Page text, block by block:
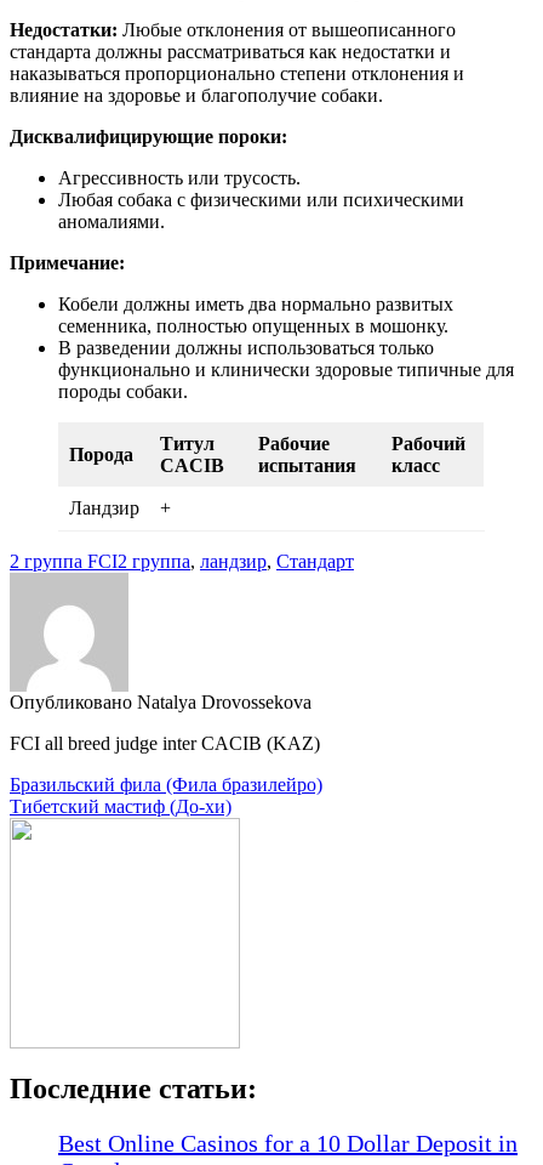
Недостатки: Любые отклонения от вышеописанного
стандарта должны рассматриваться как недостатки и
наказываться пропорционально степени отклонения и
влияние на здоровье и благополучие собаки.
Дисквалифицирующие пороки:
Агрессивность или трусость.
Любая собака с физическими или психическими
аномалиями.
Примечание:
Кобели должны иметь два нормально развитых
семенника, полностью опущенных в мошонку.
В разведении должны использоваться только
функционально и клинически здоровые типичные для
породы собаки.
Порода
Титул
CACIB
Рабочие
испытания
Рабочий
класс
Ландзир +
2 группа FCI2 группа, ландзир, Стандарт
Опубликовано Natalya Drovossekova
FCI all breed judge inter CACIB (KAZ)
Навигация
по
Бразильский фила (Фила бразилейро)
Тибетский мастиф (До-хи)
Последние статьи:
Best Online Casinos for a 10 Dollar Deposit in